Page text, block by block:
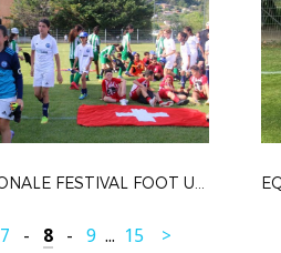
FINALE REGIONALE FESTIVAL FOOT U13 (14 & 15 mai à Lorgues, Var)
7 - 8 - 9 ... 15 >